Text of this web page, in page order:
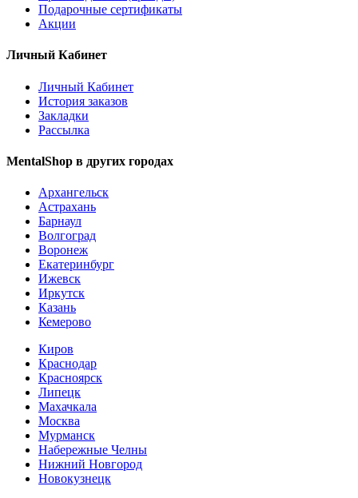
Подарочные сертификаты
Акции
Личный Кабинет
Личный Кабинет
История заказов
Закладки
Рассылка
MentalShop в других городах
Архангельск
Астрахань
Барнаул
Волгоград
Воронеж
Екатеринбург
Ижевск
Иркутск
Казань
Кемерово
Киров
Краснодар
Красноярск
Липецк
Махачкала
Москва
Мурманск
Набережные Челны
Нижний Новгород
Новокузнецк